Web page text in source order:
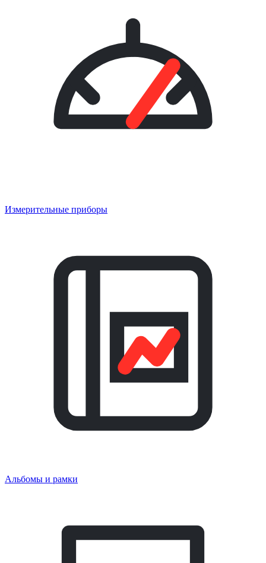
Измерительные приборы
Альбомы и рамки